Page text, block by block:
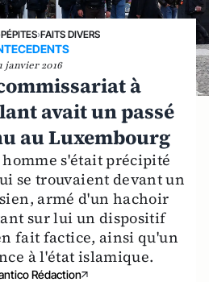
PÉPITES›FAITS DIVERS
janvier 2016
à
avait un passé
au Luxembourg
s'était précipité
se trouvaient devant un
armé d'un hachoir
sur lui un dispositif
fait factice, ainsi qu'un
à l'état islamique.
Rédaction